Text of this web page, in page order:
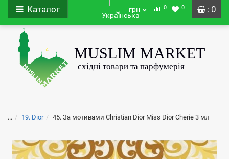
: 0
Каталог грн 0 0
... 19. Dior 45. За мотивами Christian Dior Miss Dior Cherie 3 мл